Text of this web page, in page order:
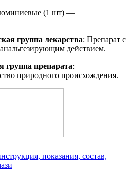
(1 шт) —
группа лекарства: Препарат с
действием.
группа препарата:
природного происхождения.
показания, состав,